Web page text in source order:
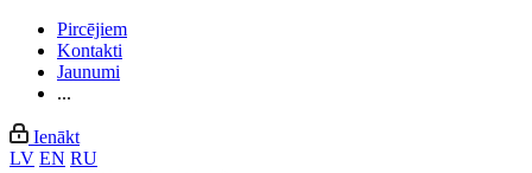
Pircējiem
Kontakti
Jaunumi
...
Ienākt
LV EN RU